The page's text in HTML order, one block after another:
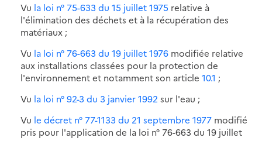
Vu la loi n° 75-633 du 15 juillet 1975 relative à
l'élimination des déchets et à la récupération des
matériaux ;
Vu la loi n° 76-663 du 19 juillet 1976 modifiée relative
aux installations classées pour la protection de
l'environnement et notamment son article 10.1 ;
Vu la loi n° 92-3 du 3 janvier 1992 sur l'eau ;
Vu le décret n° 77-1133 du 21 septembre 1977 modifié
pris pour l'application de la loi n° 76-663 du 19 juillet